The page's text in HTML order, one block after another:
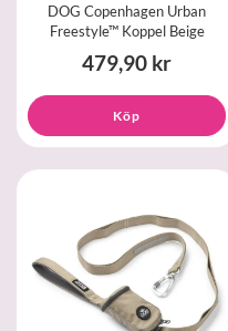
DOG Copenhagen Urban
Freestyle™ Koppel Beige
479,90 kr
Köp